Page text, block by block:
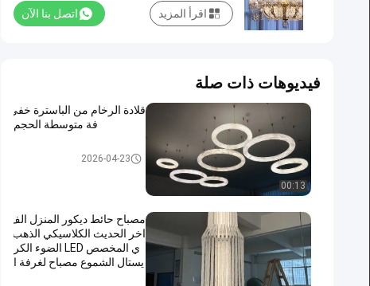
اتصل بنا الآن اقرأ المزيد
فيديوهات ذات صلة
00:13
قلادة الرخام من الباسترة خفي
فة متوسطة الحجم
2026-04-23
مصباح حائط ديكور المنزل الف
اخر الحديث الكلاسيكي الذهب
ي المخصص LED الضوء الكر
يستال الشموع مصباح لغرفة ا